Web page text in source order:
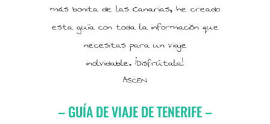
más bonita de las Canarias, he creado
esta guía con toda la información que
necesitas para un viaje
inolvidable. ¡Disfrútala!
ASCEN
– GUÍA DE VIAJE DE TENERIFE –